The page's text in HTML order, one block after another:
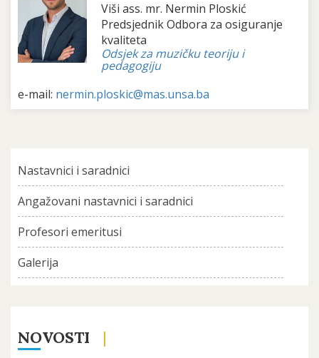
Viši ass. mr. Nermin Ploskić
Predsjednik Odbora za osiguranje
kvaliteta
Odsjek za muzičku teoriju i
pedagogiju
e-mail: nermin.ploskic@mas.unsa.ba
Nastavnici i saradnici
Angažovani nastavnici i saradnici
Profesori emeritusi
Galerija
NOVOSTI